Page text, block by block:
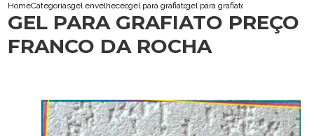
HomeCategoriasgel envelhecedorgel para grafiatogel para grafiato preco franco da
GEL PARA GRAFIATO PREÇO
FRANCO DA ROCHA